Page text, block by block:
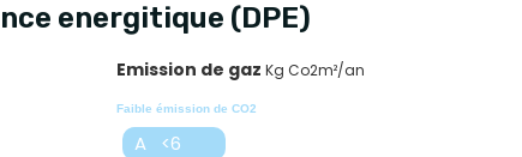
energitique (DPE)
Emission de gaz Kg Co2m²/an
Faible émission de CO2
A <6